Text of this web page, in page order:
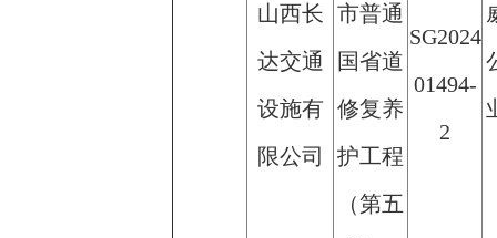
山西长
达交通
设施有
限公司
市普通
国省道
修复养
护工程
（第五
SG2024
01494-
2